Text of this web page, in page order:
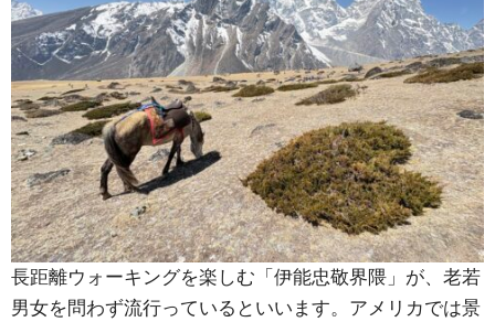
長距離ウォーキングを楽しむ「伊能忠敬界隈」が、老若
男女を問わず流行っているといいます。アメリカでは景